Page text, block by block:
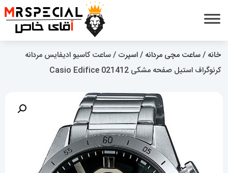
خانه /ساعت مچی مردانه /اسپرت / ساعت کاسیو ادیفایس مردانه
کرنوگراف استیل صفحه مشکی Casio Edifice 021412